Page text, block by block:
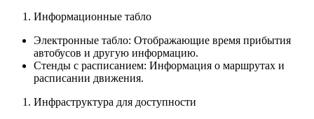
Информационные табло
Электронные табло: Отображающие время прибытия
автобусов и другую информацию.
Стенды с расписанием: Информация о маршрутах и
расписании движения.
Инфраструктура для доступности